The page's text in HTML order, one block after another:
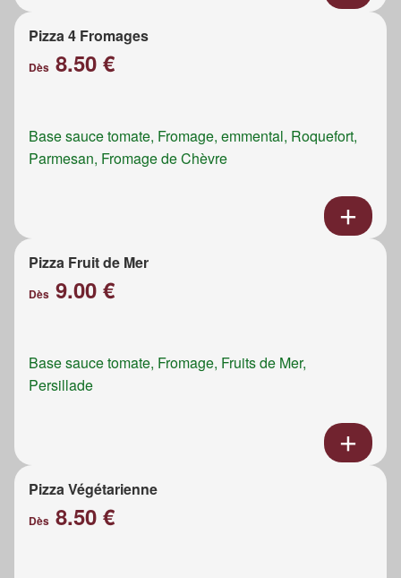
Pizza 4 Fromages
Dès 8.50 €
Base sauce tomate, Fromage, emmental, Roquefort,
Parmesan, Fromage de Chèvre
Pizza Fruit de Mer
Dès 9.00 €
Base sauce tomate, Fromage, Fruits de Mer,
Persillade
Pizza Végétarienne
Dès 8.50 €